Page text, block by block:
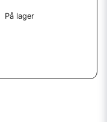
På lager